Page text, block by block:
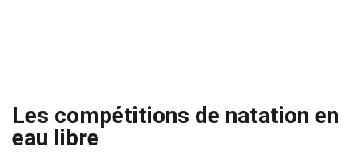
Les compétitions de natation en
eau libre